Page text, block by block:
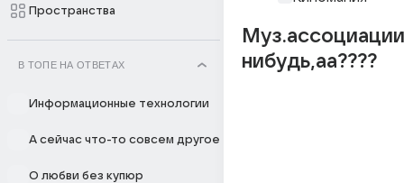
Пространства
В ТОПЕ НА ОТВЕТАХ
Информационные технологии
А сейчас что-то совсем другое
О любви без купюр
нибудь,аа????